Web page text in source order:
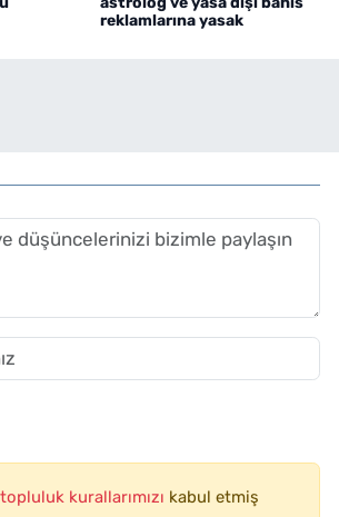
reklamlarına yasak
topluluk kurallarımızı kabul etmiş